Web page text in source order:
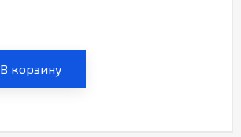
В корзину